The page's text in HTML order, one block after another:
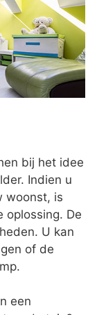
bij het idee
Indien u
woonst, is
oplossing. De
U kan
of de
een